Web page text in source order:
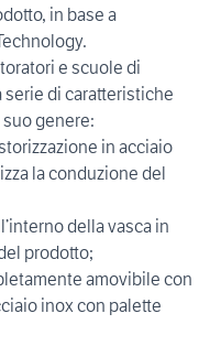
in base a
e scuole di
di caratteristiche
genere:
in acciaio
la conduzione del
della vasca in
prodotto;
amovibile con
inox con palette